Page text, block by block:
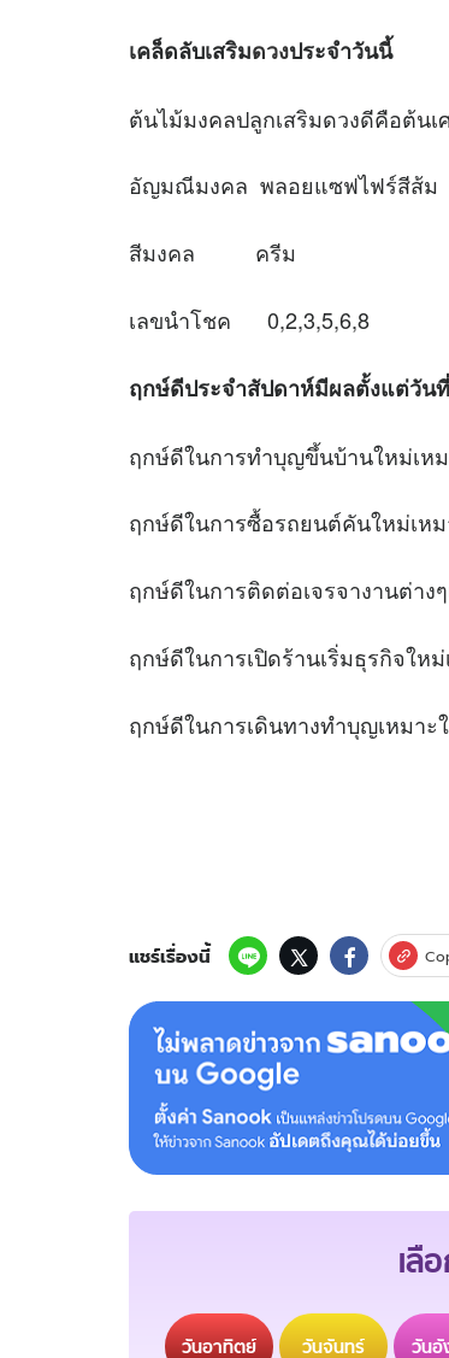
เคล็ดลับเสริมดวงประจำวันนี้
ต้นไม้มงคลปลูกเสริมดวงดีคือต้นเ
อัญมณีมงคล พลอยแซฟไฟร์สีส้ม
สีมงคล ครีม
เลขนำโชค 0,2,3,5,6,8
ฤกษ์ดีประจำสัปดาห์มีผลตั้งแต่วัน
ฤกษ์ดีในการทำบุญขึ้นบ้านให
ฤกษ์ดีในการซื้อรถยนต์คันให
ฤกษ์ดีในการติดต่อเจรจางาน
ฤกษ์ดีในการเปิดร้านเริ่มธุรกิจ
ฤกษ์ดีในการเดินทางทำบุญ
แชร์เรื่องนี้
เลื
วันอาทิตย์ วันจันทร์ วันอั